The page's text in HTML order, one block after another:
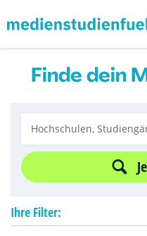
Finde dein
Ihre Filter: